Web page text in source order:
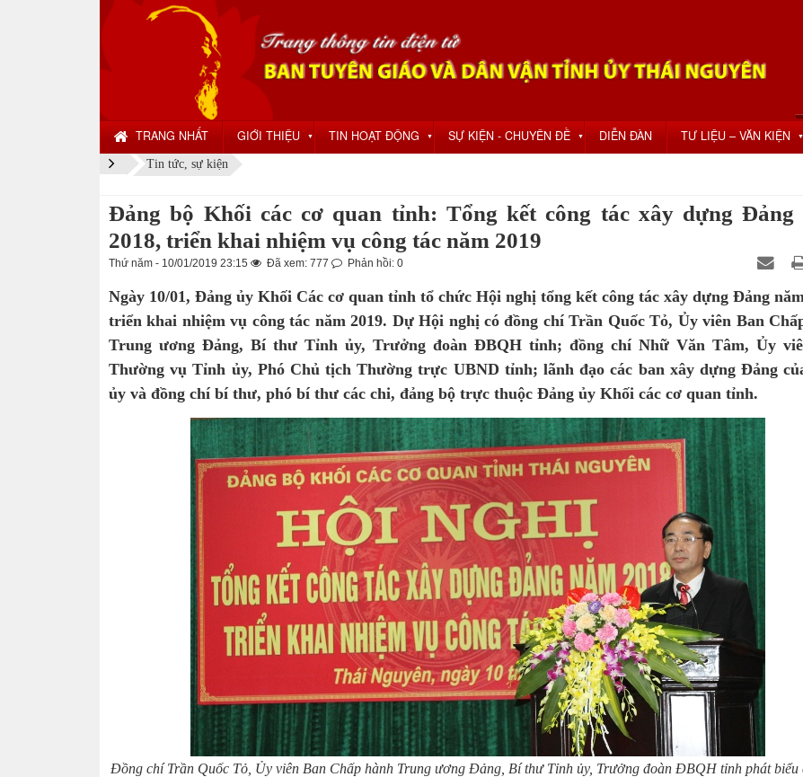
TRANG NHẤT GIỚI THIỆU ▼ TIN HOẠT ĐỘNG ▼ SỰ KIỆN - CHUYÊN ĐỀ ▼ DIỄN ĐÀN TƯ LIỆU – VĂN KIỆN ▼
Tin tức, sự kiện
Đảng bộ Khối các cơ quan tỉnh: Tổng kết công tác xây dựng Đảng
2018, triển khai nhiệm vụ công tác năm 2019
Thứ năm - 10/01/2019 23:15 Đã xem: 777 Phản hồi: 0
Ngày 10/01, Đảng ủy Khối Các cơ quan tỉnh tổ chức Hội nghị tổng kết công tác xây dựng Đảng
triển khai nhiệm vụ công tác năm 2019. Dự Hội nghị có đồng chí Trần Quốc Tỏ, Ủy viên Ban
Trung ương Đảng, Bí thư Tỉnh ủy, Trưởng đoàn ĐBQH tỉnh; đồng chí Nhữ Văn Tâm, Ủy
Thường vụ Tỉnh ủy, Phó Chủ tịch Thường trực UBND tỉnh; lãnh đạo các ban xây dựng Đảng
ủy và đồng chí bí thư, phó bí thư các chi, đảng bộ trực thuộc Đảng ủy Khối các cơ quan tỉnh.
Đồng chí Trần Quốc Tỏ, Ủy viên Ban Chấp hành Trung ương Đảng, Bí thư Tỉnh ủy, Trưởng đoàn ĐBQH tỉnh phát biểu